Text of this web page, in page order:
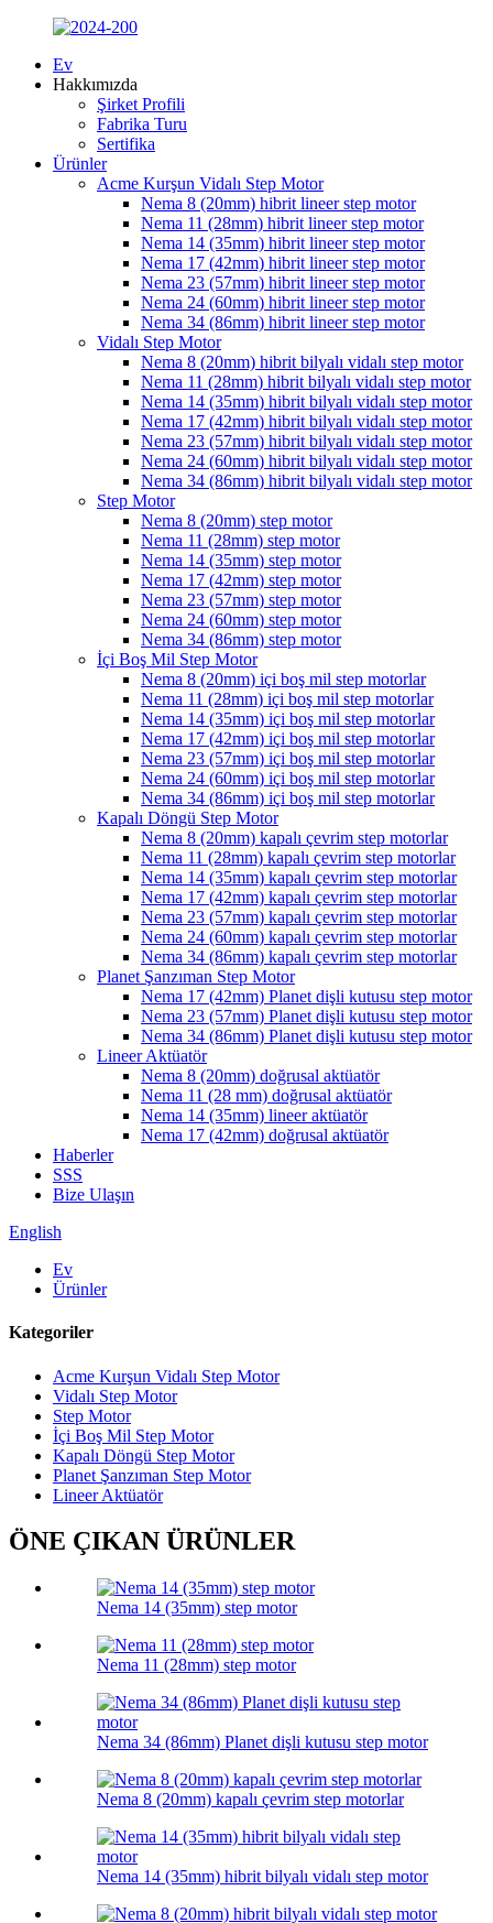
Ev
Hakkımızda
Şirket Profili
Fabrika Turu
Sertifika
Ürünler
Acme Kurşun Vidalı Step Motor
Nema 8 (20mm) hibrit lineer step motor
Nema 11 (28mm) hibrit lineer step motor
Nema 14 (35mm) hibrit lineer step motor
Nema 17 (42mm) hibrit lineer step motor
Nema 23 (57mm) hibrit lineer step motor
Nema 24 (60mm) hibrit lineer step motor
Nema 34 (86mm) hibrit lineer step motor
Vidalı Step Motor
Nema 8 (20mm) hibrit bilyalı vidalı step motor
Nema 11 (28mm) hibrit bilyalı vidalı step motor
Nema 14 (35mm) hibrit bilyalı vidalı step motor
Nema 17 (42mm) hibrit bilyalı vidalı step motor
Nema 23 (57mm) hibrit bilyalı vidalı step motor
Nema 24 (60mm) hibrit bilyalı vidalı step motor
Nema 34 (86mm) hibrit bilyalı vidalı step motor
Step Motor
Nema 8 (20mm) step motor
Nema 11 (28mm) step motor
Nema 14 (35mm) step motor
Nema 17 (42mm) step motor
Nema 23 (57mm) step motor
Nema 24 (60mm) step motor
Nema 34 (86mm) step motor
İçi Boş Mil Step Motor
Nema 8 (20mm) içi boş mil step motorlar
Nema 11 (28mm) içi boş mil step motorlar
Nema 14 (35mm) içi boş mil step motorlar
Nema 17 (42mm) içi boş mil step motorlar
Nema 23 (57mm) içi boş mil step motorlar
Nema 24 (60mm) içi boş mil step motorlar
Nema 34 (86mm) içi boş mil step motorlar
Kapalı Döngü Step Motor
Nema 8 (20mm) kapalı çevrim step motorlar
Nema 11 (28mm) kapalı çevrim step motorlar
Nema 14 (35mm) kapalı çevrim step motorlar
Nema 17 (42mm) kapalı çevrim step motorlar
Nema 23 (57mm) kapalı çevrim step motorlar
Nema 24 (60mm) kapalı çevrim step motorlar
Nema 34 (86mm) kapalı çevrim step motorlar
Planet Şanzıman Step Motor
Nema 17 (42mm) Planet dişli kutusu step motor
Nema 23 (57mm) Planet dişli kutusu step motor
Nema 34 (86mm) Planet dişli kutusu step motor
Lineer Aktüatör
Nema 8 (20mm) doğrusal aktüatör
Nema 11 (28 mm) doğrusal aktüatör
Nema 14 (35mm) lineer aktüatör
Nema 17 (42mm) doğrusal aktüatör
Haberler
SSS
Bize Ulaşın
English
Ev
Ürünler
Kategoriler
Acme Kurşun Vidalı Step Motor
Vidalı Step Motor
Step Motor
İçi Boş Mil Step Motor
Kapalı Döngü Step Motor
Planet Şanzıman Step Motor
Lineer Aktüatör
ÖNE ÇIKAN ÜRÜNLER
Nema 14 (35mm) step motor
Nema 11 (28mm) step motor
Nema 34 (86mm) Planet dişli kutusu step motor
Nema 8 (20mm) kapalı çevrim step motorlar
Nema 14 (35mm) hibrit bilyalı vidalı step motor